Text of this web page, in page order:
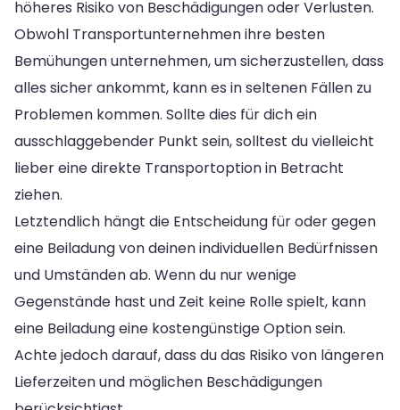
höheres Risiko von Beschädigungen oder Verlusten.
Obwohl Transportunternehmen ihre besten
Bemühungen unternehmen, um sicherzustellen, dass
alles sicher ankommt, kann es in seltenen Fällen zu
Problemen kommen. Sollte dies für dich ein
ausschlaggebender Punkt sein, solltest du vielleicht
lieber eine direkte Transportoption in Betracht
ziehen.
Letztendlich hängt die Entscheidung für oder gegen
eine Beiladung von deinen individuellen Bedürfnissen
und Umständen ab. Wenn du nur wenige
Gegenstände hast und Zeit keine Rolle spielt, kann
eine Beiladung eine kostengünstige Option sein.
Achte jedoch darauf, dass du das Risiko von längeren
Lieferzeiten und möglichen Beschädigungen